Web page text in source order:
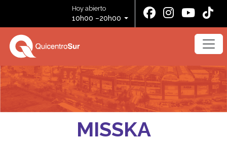
Hoy abierto
10h00 –20h00
MISSKA